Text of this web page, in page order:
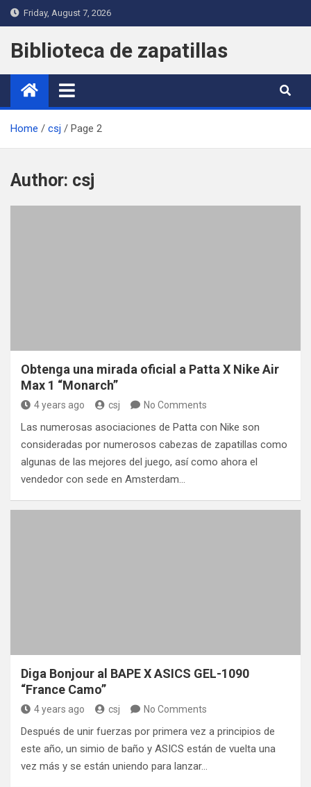
Skip
to
content
Friday, August 7, 2026
Biblioteca de zapatillas
Home csj Page 2
Author: csj
Obtenga una mirada oficial a Patta X Nike Air
Max 1 “Monarch”
4 years ago csj No Comments
Las numerosas asociaciones de Patta con Nike son
consideradas por numerosos cabezas de zapatillas como
algunas de las mejores del juego, así como ahora el
vendedor con sede en Amsterdam…
Diga Bonjour al BAPE X ASICS GEL-1090
“France Camo”
4 years ago csj No Comments
Después de unir fuerzas por primera vez a principios de
este año, un simio de baño y ASICS están de vuelta una
vez más y se están uniendo para lanzar…